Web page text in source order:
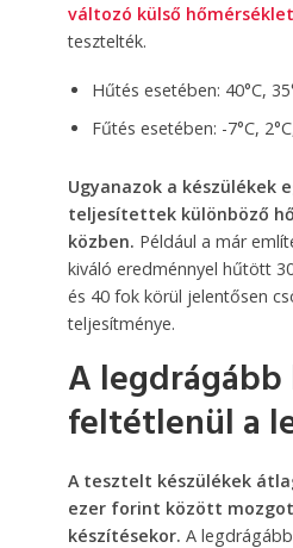
változó külső
tesztelték.
Hűtés esetében: 40°C,
Fűtés esetében: -7°C,
Ugyanazok a készülékek
teljesítettek különböző
közben. Például a már
kiváló eredménnyel hűtött
és 40 fok körül jelentősen
teljesítménye.
A
feltétlenül a
A tesztelt készülékek
ezer forint között
készítésekor. A